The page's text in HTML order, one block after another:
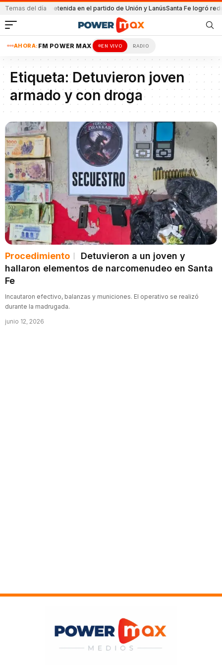
Temas del día
por la mineríaDetenida en el partido de Unión y LanúsSanta Fe logró
AHORA: FM POWER MAX EN VIVO RADIO
Etiqueta:Detuvieron joven
armado y con droga
Procedimiento
Detuvieron a un joven y
hallaron elementos de narcomenudeo en Santa
Fe
Incautaron efectivo, balanzas y municiones. El operativo se realizó
durante la madrugada.
junio 12, 2026